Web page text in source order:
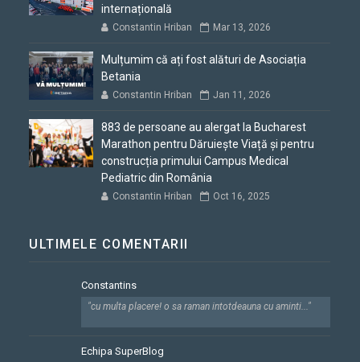
internațională
Constantin Hriban Mar 13, 2026
Mulțumim că ați fost alături de Asociația
Betania
Constantin Hriban Jan 11, 2026
883 de persoane au alergat la Bucharest
Marathon pentru Dăruiește Viață și pentru
construcția primului Campus Medical
Pediatric din România
Constantin Hriban Oct 16, 2025
ULTIMELE COMENTARII
Constantins
"cu multa placere! o sa raman intotdeauna cu aminti..."
Echipa SuperBlog